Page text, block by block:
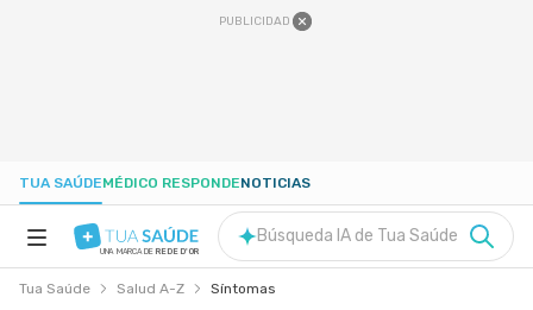
PUBLICIDAD
TUA SAÚDEMÉDICO RESPONDENOTICIAS
UNA MARCA DE REDE D'OR
Búsqueda IA de Tua Saúde
Tua Saúde Salud A-Z Síntomas